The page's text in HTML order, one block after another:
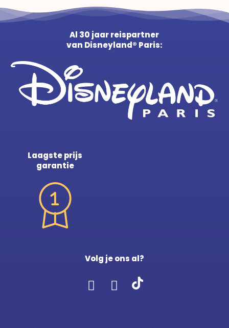
Al 30 jaar reispartner
van Disneyland® Paris:
Laagste prijs
garantie
Volg je ons al?